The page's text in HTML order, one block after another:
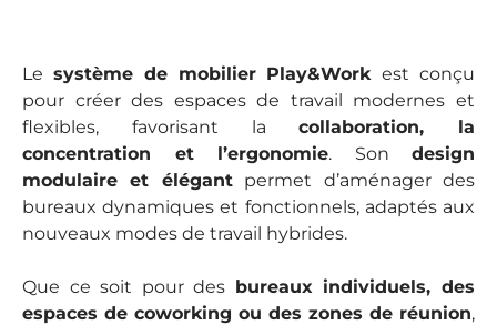
Le système de mobilier Play&Workest conçu
pour créer des espaces de travail modernes et
flexibles, favorisant lacollaboration, la
concentration et l’ergonomie. Son design
modulaire et élégantpermet d’aménager des
bureaux dynamiques et fonctionnels, adaptés aux
nouveaux modes de travail hybrides.
Que ce soit pour des bureaux individuels, des
espaces de coworking ou des zones de réunion,